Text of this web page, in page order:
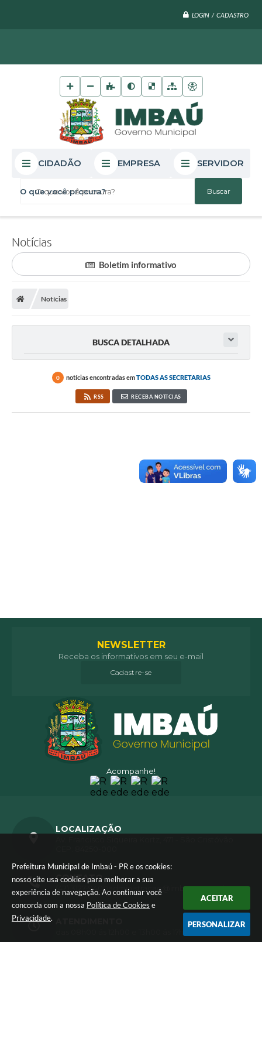
Prefeitura Municipal de Imbaú - PR e os cookies:
nosso site usa cookies para melhorar a sua
experiência de navegação. Ao continuar você
concorda com a nossa Política de Cookies e
Privacidade.
ACEITAR
PERSONALIZAR
LOGIN / CADASTRO
O que você procura?
CIDADÃO EMPRESA SERVIDOR
Notícias
Boletim informativo
Notícias
BUSCA DETALHADA
0 notícias encontradas emTODAS AS SECRETARIAS
RSS RECEBA NOTÍCIAS
Acompanhe!
NEWSLETTER
Receba os informativos em seu e-mail
Cadastre-se
LOCALIZAÇÃO
CONTATO
(42) 3127-9400 administracao@imbau.pr.gov.br